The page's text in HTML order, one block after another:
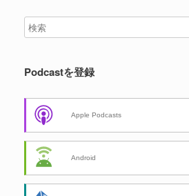
Podcastを登録
Apple Podcasts
Android